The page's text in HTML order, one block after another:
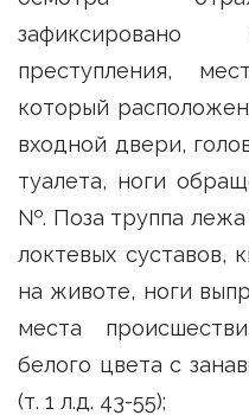
зафиксировано
преступления,
который
входной двери,
туалета, ноги
№. Поза труппа лежа
локтевых суставов,
на животе, ноги
места
белого цвета с
(т. 1 л.д. 43-55);